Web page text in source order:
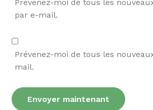
Prévenez-moi de tous les
par e-mail.
Prévenez-moi de tous les
mail.